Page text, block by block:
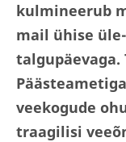
kulmineerub
mail ühise
talgupäevaga.
veekogude
traagilisi